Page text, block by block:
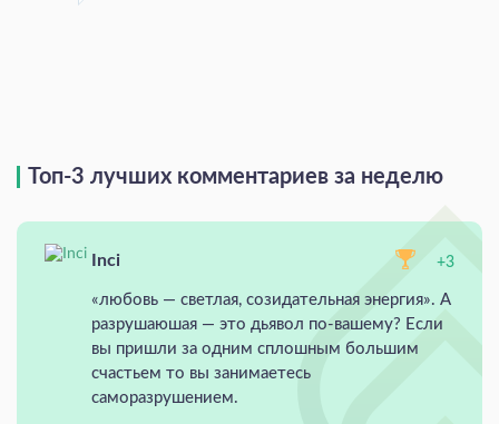
Топ-3 лучших комментариев за неделю
Inci +3
«любовь — светлая, созидательная энергия». А
разрушаюшая — это дьявол по-вашему? Если
вы пришли за одним сплошным большим
счастьем то вы занимаетесь
саморазрушением.